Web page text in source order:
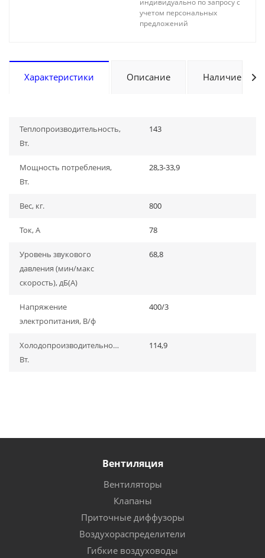
индивидуально по запросу с
учетом персональных
предложений
Характеристики Описание Наличие
Теплопроизводительность,
Вт.
143
Мощность потребления,
Вт.
28,3-33,9
Вес, кг. 800
Ток, А 78
Уровень звукового
давления (мин/макс
скорость), дБ(A)
68,8
Напряжение
электропитания, В/ф
400/3
Холодопроизводительность,
Вт.
114,9
Вентиляция
Вентиляторы
Клапаны
Приточные диффузоры
Воздухораспределители
Гибкие воздуховоды